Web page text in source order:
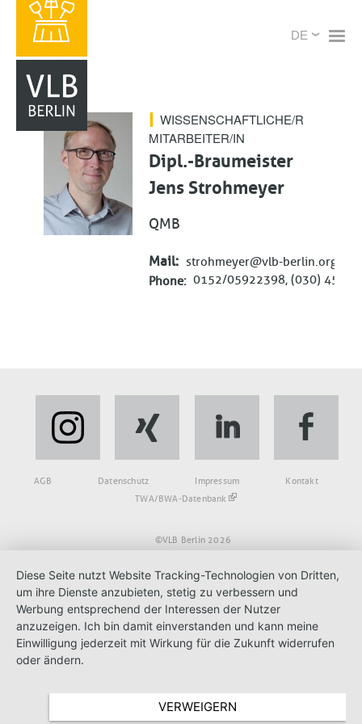
X
Select
WISSENSCHAFTLICHE/R
MITARBEITER/IN
Dipl.-Braumeister
Jens Strohmeyer
QMB
Mail strohmeyer@vlb-berlin.org
Phone 0152/05922398, (030) 450
©VLB Berlin 2026
Fußbereich
AGB Datenschutz Impressum
Kontakt
TWA/BWA-Datenbank
Diese Seite nutzt Website Tracking-Technologien von Dritten,
um ihre Dienste anzubieten, stetig zu verbessern und
Werbung entsprechend der Interessen der Nutzer
anzuzeigen. Ich bin damit einverstanden und kann meine
Einwilligung jederzeit mit Wirkung für die Zukunft widerrufen
oder ändern.
VERWEIGERN